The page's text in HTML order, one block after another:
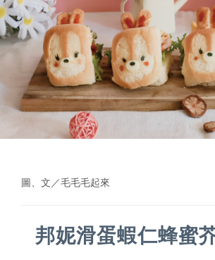
圖、文／毛毛毛起來
邦妮滑蛋蝦仁蜂蜜